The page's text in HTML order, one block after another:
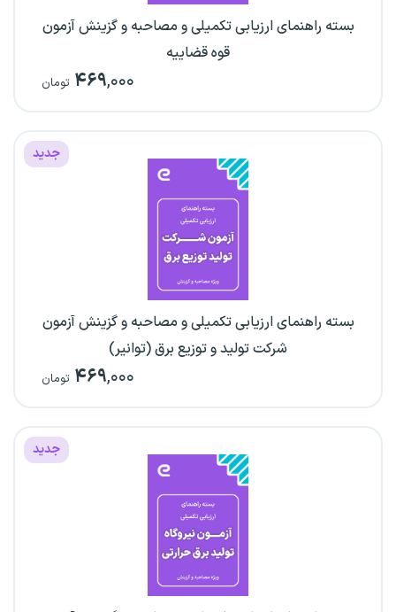
بسته راهنمای ارزیابی تکمیلی و مصاحبه و گزینش آزمون
قوه قضاییه
۴۶۹,۰۰۰ تومان
جدید
بسته راهنمای ارزیابی تکمیلی و مصاحبه و گزینش آزمون
شرکت تولید و توزیع برق (توانیر)
۴۶۹,۰۰۰ تومان
جدید